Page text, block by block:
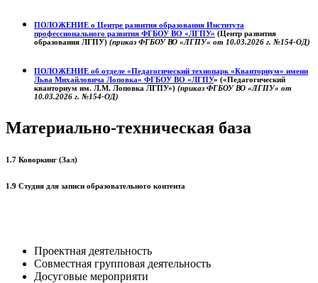
ПОЛОЖЕНИЕ о Центре развития образования Института
профессионального развития ФГБОУ ВО «ЛГПУ» (Центр развития
образования ЛГПУ) (приказ ФГБОУ ВО «ЛГПУ» от 10.03.2026 г. №154-ОД)
ПОЛОЖЕНИЕ об отделе «Педагогический технопарк «Кванториум» имени
Льва Михайловича Лоповка» ФГБОУ ВО «ЛГПУ» («Педагогический
кванториум им. Л.М. Лоповка ЛГПУ») (приказ ФГБОУ ВО «ЛГПУ» от
10.03.2026 г. №154-ОД)
Материально-техническая база
1.7 Коворкинг (Зал)
1.9 Студия для записи образовательного контента
Проектная деятельность
Совместная групповая деятельность
Досуговые мероприяти